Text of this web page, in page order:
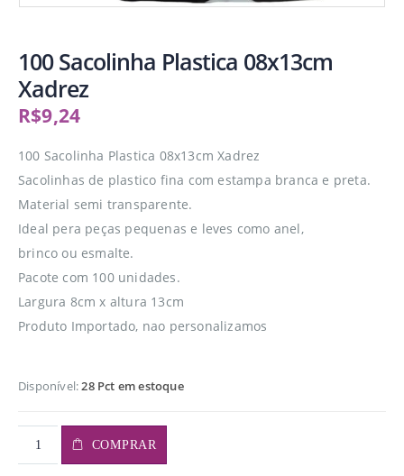
100 Sacolinha Plastica 08x13cm
Xadrez
R$9,24
100 Sacolinha Plastica 08x13cm Xadrez
Sacolinhas de plastico fina com estampa branca e preta.
Material semi transparente.
Ideal pera peças pequenas e leves como anel,
brinco ou esmalte.
Pacote com 100 unidades.
Largura 8cm x altura 13cm
Produto Importado, nao personalizamos
Disponível:28 Pct em estoque
COMPRAR